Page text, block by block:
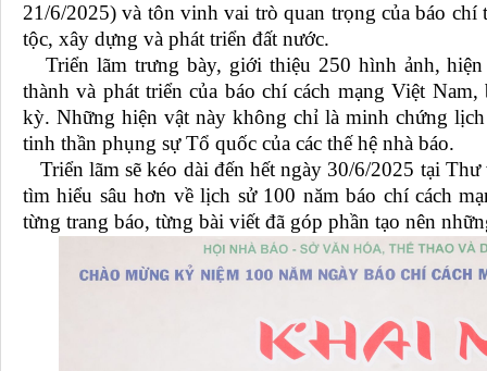
21/6/2025) và tôn vinh vai trò quan trọng của báo chí
tộc, xây dựng và phát triển đất nước.
Triển lãm trưng bày, giới thiệu 250 hình ảnh,
thành và phát triển của báo chí cách mạng Việt
kỳ. Những hiện vật này không chỉ là minh chứng
tinh thần phụng sự Tổ quốc của các thế hệ nhà báo.
Triển lãm sẽ kéo dài đến hết ngày 30/6/2025 tại
tìm hiểu sâu hơn về lịch sử 100 năm báo chí cách
từng trang báo, từng bài viết đã góp phần tạo nên